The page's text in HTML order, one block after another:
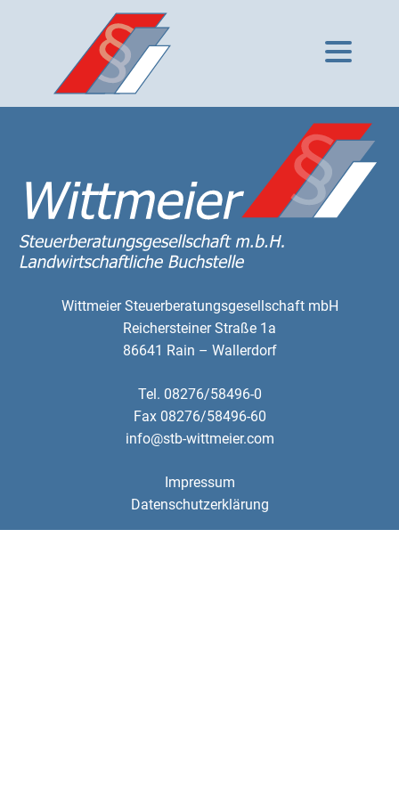
Urlaub-Weihnachten
Wittmeier Steuerberatungsgesellschaft mbH
Reichersteiner Straße 1a
86641 Rain – Wallerdorf
Tel. 08276/58496-0
Fax 08276/58496-60
info@stb-wittmeier.com
Impressum
Datenschutzerklärung